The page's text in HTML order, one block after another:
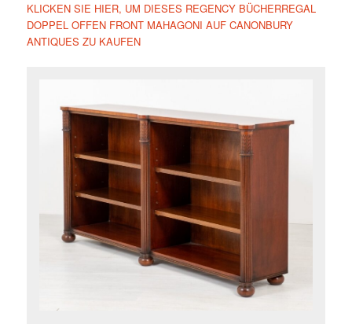
KLICKEN SIE HIER, UM DIESES REGENCY BÜCHERREGAL
DOPPEL OFFEN FRONT MAHAGONI AUF CANONBURY
ANTIQUES ZU KAUFEN